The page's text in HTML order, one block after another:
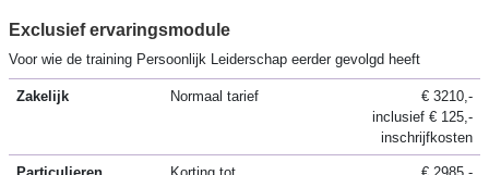
Exclusief ervaringsmodule
Voor wie de training Persoonlijk Leiderschap eerder gevolgd heeft
Zakelijk Normaal tarief
€ 3210,-
inclusief € 125,-
inschrijfkosten